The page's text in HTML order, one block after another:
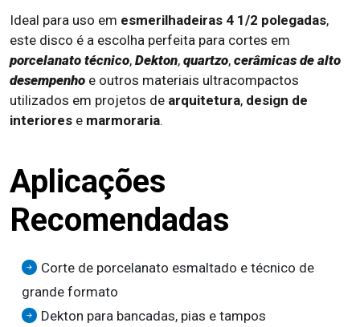
Ideal para uso em esmerilhadeiras 4 1/2 polegadas,
este disco é a escolha perfeita para cortes em
porcelanato técnico, Dekton, quartzo, cerâmicas de alto
desempenho e outros materiais ultracompactos
utilizados em projetos de arquitetura, design de
interiores e marmoraria.
Aplicações
Recomendadas
Corte de porcelanato esmaltado e técnico de
grande formato
Dekton para bancadas, pias e tampos